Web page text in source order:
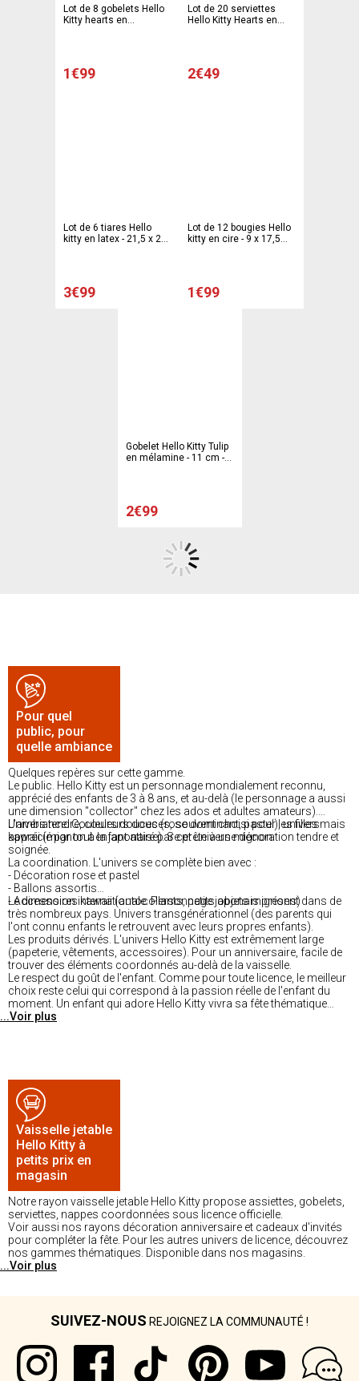
Lot de 8 gobelets Hello
Kitty hearts en
1€99
Lot de 20 serviettes
Hello Kitty Hearts en
2€49
Lot de 6 tiares Hello
kitty en latex - 21,5 x 29
3€99
Lot de 12 bougies Hello
kitty en cire - 9 x 17,5
1€99
Gobelet Hello Kitty Tulip
en mélamine - 11 cm -
2€99
Pour quel
public, pour
quelle ambiance
Quelques repères sur cette gamme.
Le public. Hello Kitty est un personnage mondialement reconnu,
apprécié des enfants de 3 à 8 ans, et au-delà (le personnage a aussi
une dimension "collector" chez les ados et adultes amateurs).
Univers tendre, couleurs douces, souvent choisi pour les filles mais
apprécié par tout enfant attiré par cet univers mignon.
L'ambiance. Couleurs douces (rose dominant, pastel), univers
kawaii (mignon à la japonaise). Se prête à une décoration tendre et
soignée.
La coordination. L'univers se complète bien avec :
- Décoration rose et pastel
- Ballons assortis
- Accessoires kawaii (autocollants, petits objets mignons)
Le dimension internationale. Personnage japonais présent dans de
très nombreux pays. Univers transgénérationnel (des parents qui
l'ont connu enfants le retrouvent avec leurs propres enfants).
Les produits dérivés. L'univers Hello Kitty est extrêmement large
(papeterie, vêtements, accessoires). Pour un anniversaire, facile de
trouver des éléments coordonnés au-delà de la vaisselle.
Le respect du goût de l'enfant. Comme pour toute licence, le meilleur
choix reste celui qui correspond à la passion réelle de l'enfant du
moment. Un enfant qui adore Hello Kitty vivra sa fête thématique
avec un vrai bonheur.
...Voir plus
Vaisselle jetable
Hello Kitty à
petits prix en
magasin
Notre rayon vaisselle jetable Hello Kitty propose assiettes, gobelets,
serviettes, nappes coordonnées sous licence officielle.
Voir aussi nos rayons décoration anniversaire et cadeaux d'invités
pour compléter la fête. Pour les autres univers de licence, découvrez
nos gammes thématiques. Disponible dans nos magasins.
...Voir plus
SUIVEZ-NOUS REJOIGNEZ LA COMMUNAUTÉ !